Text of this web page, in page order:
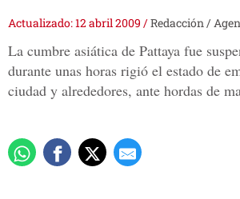
Actualizado: 12 abril 2009 /Redacción /
La cumbre asiática de Pattaya fue
durante unas horas rigió el estado de
ciudad y alrededores, ante hordas de